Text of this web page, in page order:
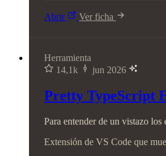
Abrir Ver ficha
Herramienta
14,1k
jun 2026
Pretty TypeScript
Para entender de un vistazo
Extensión de VS Code que